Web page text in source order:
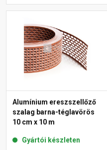
Alumínium ereszszellőző
szalag barna-téglavörös
10 cm x 10 m
Gyártói készleten